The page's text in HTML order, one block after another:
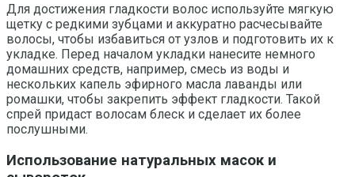
Для достижения гладкости волос используйте мягкую
щетку с редкими зубцами и аккуратно расчесывайте
волосы, чтобы избавиться от узлов и подготовить их к
укладке. Перед началом укладки нанесите немного
домашних средств, например, смесь из воды и
нескольких капель эфирного масла лаванды или
ромашки, чтобы закрепить эффект гладкости. Такой
спрей придаст волосам блеск и сделает их более
послушными.
Использование натуральных масок и